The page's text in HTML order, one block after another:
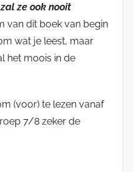
ze ook nooit
van dit boek van begin
wat je leest, maar
het moois in de
(voor) te lezen vanaf
7/8 zeker de